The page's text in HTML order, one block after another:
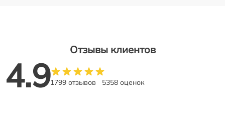
Отзывы клиентов
4.91799 отзывов 5358 оценок